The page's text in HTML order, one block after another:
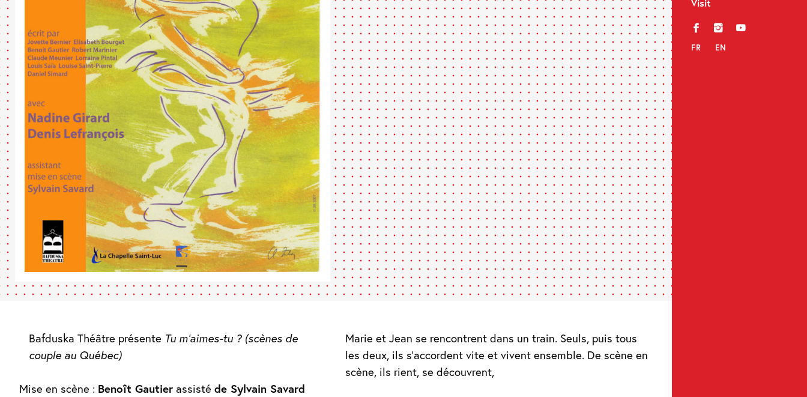
Visit
f i y
FR EN
Bafduska Théâtre présente Tu m’aimes-tu ? (scènes de
couple au Québec)
Mise en scène : Benoît Gautier assisté de Sylvain Savard
Marie et Jean se rencontrent dans un train. Seuls, puis tous
les deux, ils s’accordent vite et vivent ensemble. De scène en
scène, ils rient, se découvrent,